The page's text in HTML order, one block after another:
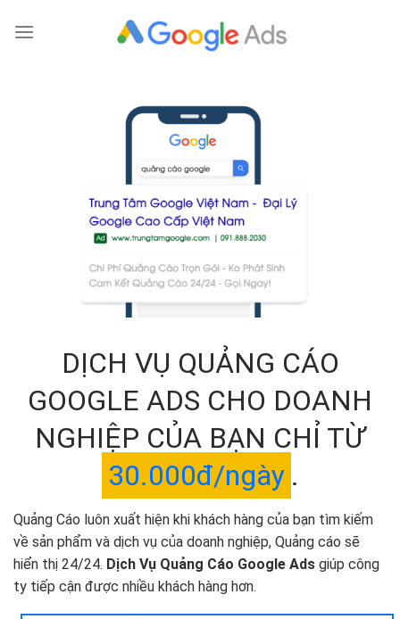
DỊCH VỤ QUẢNG CÁO
GOOGLE ADS CHO DOANH
NGHIỆP CỦA BẠN CHỈ TỪ
30.000đ/ngày .
Quảng Cáo luôn xuất hiện khi khách hàng của bạn tìm kiếm
về sản phẩm và dịch vụ của doanh nghiệp, Quảng cáo sẽ
hiển thị 24/24. Dịch Vụ Quảng Cáo Google Ads giúp công
ty tiếp cận được nhiều khách hàng hơn.